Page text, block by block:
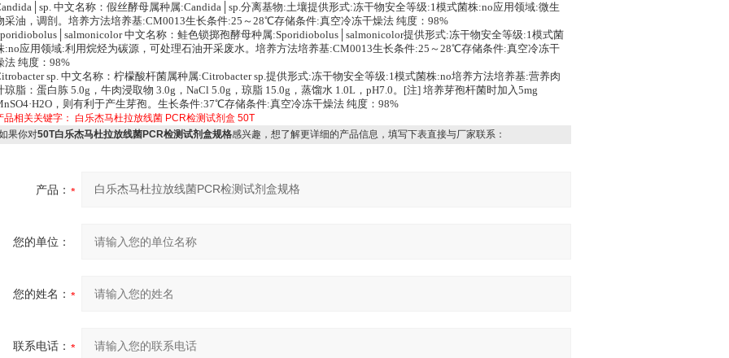
中文名称：假丝酵母属种属:Candida│sp.分离基物:土壤提供形式:冻干物安全等级:1模式菌株:no应用领域:微生
采油，调剖。培养方法培养基:CM0013生长条件:25～28℃存储条件:真空冷冻干燥法 纯度：98%
中文名称：鲑色锁掷孢酵母种属:Sporidiobolus│salmonicolor提供形式:冻干物安全等级:1模式菌
:no应用领域:利用烷烃为碳源，可处理石油开采废水。培养方法培养基:CM0013生长条件:25～28℃存储条件:真空冷冻干
法 纯度：98%
sp. 中文名称：柠檬酸杆菌属种属:Citrobacter sp.提供形式:冻干物安全等级:1模式菌株:no培养方法培养基:营养肉
琼脂：蛋白胨 5.0g，牛肉浸取物 3.0g，NaCl 5.0g，琼脂 15.0g，蒸馏水 1.0L，pH7.0。[注] 培养芽孢杆菌时加入5mg
，则有利于产生芽孢。生长条件:37℃存储条件:真空冷冻干燥法 纯度：98%
品相关关键字： 白乐杰马杜拉放线菌 PCR检测试剂盒 50T
你对50T白乐杰马杜拉放线菌PCR检测试剂盒规格感兴趣，想了解更详细的产品信息，填写下表直接与厂家联系：
产品：
您的单位：
您的姓名：
联系电话：